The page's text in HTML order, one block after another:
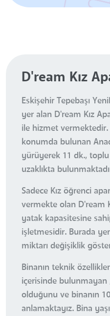
D'ream Kız
Eskişehir Tepebaşı
yer alan D'ream Kız
ile hizmet vermektedir.
konumda bulunan
yürüyerek 11 dk.,
uzaklıkta
Sadece Kız öğrenci
vermekte olan D'ream
yatak kapasitesine
işletmesidir. Burada
miktarı değişiklik
Binanın teknik
içerisinde bulunmayan
olduğunu ve binanın
anlamaktayız. Bina